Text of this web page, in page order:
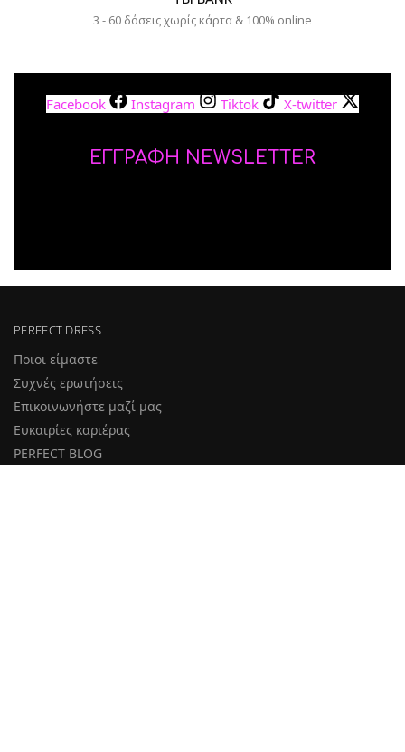
3 - 60 δόσεις χωρίς κάρτα & 100% online
Facebook Instagram Tiktok X-twitter
ΕΓΓΡΑΦΗ NEWSLETTER
PERFECT DRESS
Ποιοι είμαστε
Συχνές ερωτήσεις
Επικοινωνήστε μαζί μας
Ευκαιρίες καριέρας
PERFECT BLOG